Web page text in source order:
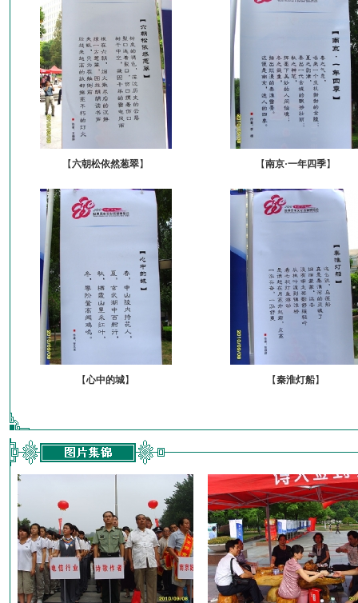
【六朝松依然葱翠】 【南京·一年四季】
【心中的城】 【秦淮灯船】